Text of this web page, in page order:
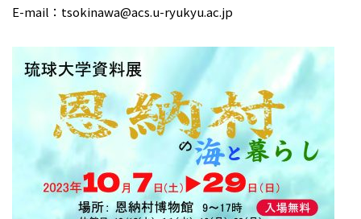
E-mail：tsokinawa@acs.u-ryukyu.ac.jp